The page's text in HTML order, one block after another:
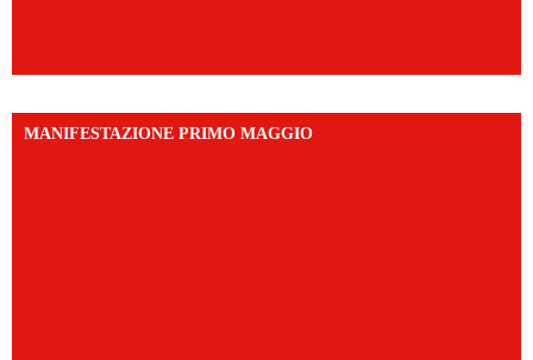
MANIFESTAZIONE PRIMO MAGGIO